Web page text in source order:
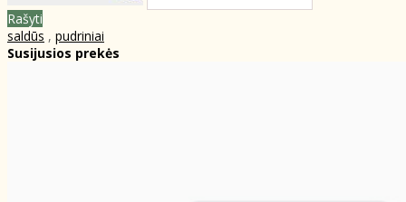
Rašyti
saldūs , pudriniai
Susijusios prekės